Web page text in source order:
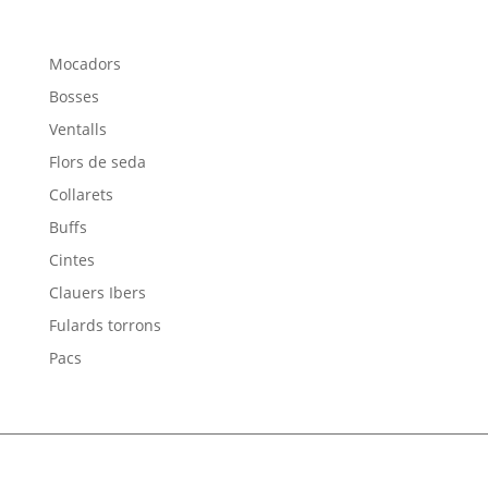
Mocadors
Bosses
Ventalls
Flors de seda
Collarets
Buffs
Cintes
Clauers Ibers
Fulards torrons
Pacs